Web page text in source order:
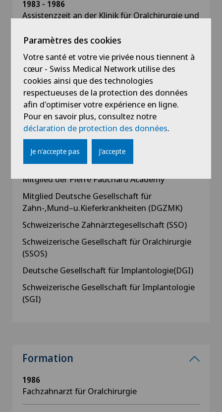
1983 - 1986
Assistenzzeit an der Klinik für Oralchirurgie und
(Inselspital) der Universität Bern
1981 - 1983
Assistent in Privatpraxis in Berlin
Affiliations
Fellow ITI (Internationales Team für
Implantologie)
Mitglied der Pierre Fauchard Academy
Mitglied Deutsche Gesellschaft für
Zahn-,Mund–u.Kieferkrankheiten (DGZMK)
Schweizerische Zahnärztegesellschaft (SSO)
Schweizerische Gesellschaft für Oralchirurgie
(SSOS)
Deutsche Gesellschaft für Implantologie(DGI)
Schweizerische Gesellschaft für Implantologie
(SGI)
Formation
1986
Fachzahnarzt für Oralchirurgie
Paramètres des cookies
Votre santé et votre vie privée nous tiennent à
cœur - Swiss Medical Network utilise des
cookies ainsi que des technologies
respectueuses de la protection des données
afin d'optimiser votre expérience en ligne.
Pour en savoir plus, consultez notre
déclaration de protection des données.
Je n'accepte pas J'accepte